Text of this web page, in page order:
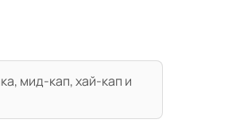
мид-кап, хай-кап и